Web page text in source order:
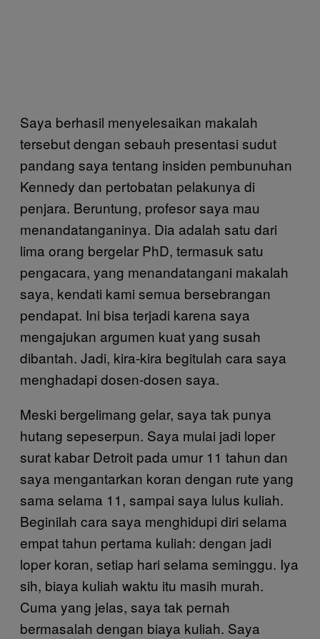
Saya berhasil menyelesaikan makalah
tersebut dengan sebauh presentasi sudut
pandang saya tentang insiden pembunuhan
Kennedy dan pertobatan pelakunya di
penjara. Beruntung, profesor saya mau
menandatanganinya. Dia adalah satu dari
lima orang bergelar PhD, termasuk satu
pengacara, yang menandatangani makalah
saya, kendati kami semua bersebrangan
pendapat. Ini bisa terjadi karena saya
mengajukan argumen kuat yang susah
dibantah. Jadi, kira-kira begitulah cara saya
menghadapi dosen-dosen saya.
Meski bergelimang gelar, saya tak punya
hutang sepeserpun. Saya mulai jadi loper
surat kabar Detroit pada umur 11 tahun dan
saya mengantarkan koran dengan rute yang
sama selama 11, sampai saya lulus kuliah.
Beginilah cara saya menghidupi diri selama
empat tahun pertama kuliah: dengan jadi
loper koran, setiap hari selama seminggu. Iya
sih, biaya kuliah waktu itu masih murah.
Cuma yang jelas, saya tak pernah
bermasalah dengan biaya kuliah. Saya